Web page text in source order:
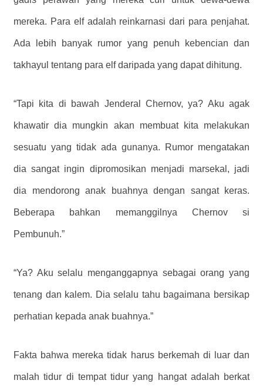
mereka. Para elf adalah reinkarnasi dari para penjahat.
Ada lebih banyak rumor yang penuh kebencian dan
takhayul tentang para elf daripada yang dapat dihitung.
“Tapi kita di bawah Jenderal Chernov, ya? Aku agak
khawatir dia mungkin akan membuat kita melakukan
sesuatu yang tidak ada gunanya. Rumor mengatakan
dia sangat ingin dipromosikan menjadi marsekal, jadi
dia mendorong anak buahnya dengan sangat keras.
Beberapa bahkan memanggilnya Chernov si
Pembunuh.”
“Ya? Aku selalu menganggapnya sebagai orang yang
tenang dan kalem. Dia selalu tahu bagaimana bersikap
perhatian kepada anak buahnya.”
Fakta bahwa mereka tidak harus berkemah di luar dan
malah tidur di tempat tidur yang hangat adalah berkat